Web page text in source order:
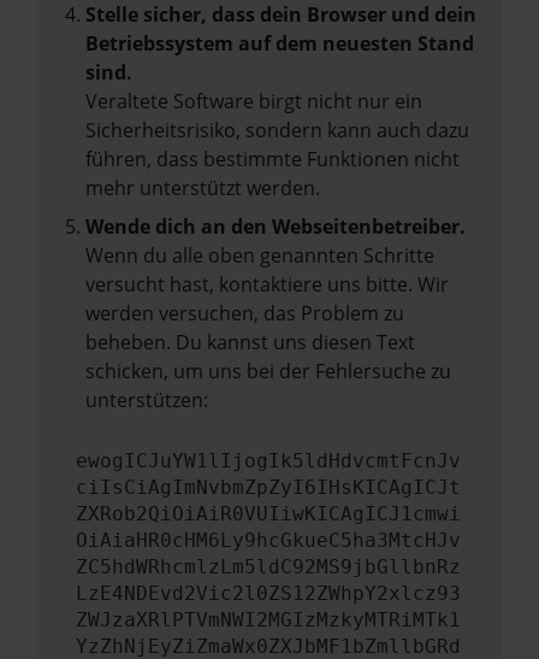
Stelle sicher, dass dein Browser und dein
Betriebssystem auf dem neuesten Stand
sind.
Veraltete Software birgt nicht nur ein
Sicherheitsrisiko, sondern kann auch dazu
führen, dass bestimmte Funktionen nicht
mehr unterstützt werden.
Wende dich an den Webseitenbetreiber.
Wenn du alle oben genannten Schritte
versucht hast, kontaktiere uns bitte. Wir
werden versuchen, das Problem zu
beheben. Du kannst uns diesen Text
schicken, um uns bei der Fehlersuche zu
unterstützen:
ewogICJuYW1lIjogIk5ldHdvcmtFcnJv
ciIsCiAgImNvbmZpZyI6IHsKICAgICJt
ZXRob2QiOiAiR0VUIiwKICAgICJ1cmwi
OiAiaHR0cHM6Ly9hcGkueC5ha3MtcHJv
ZC5hdWRhcmlzLm5ldC92MS9jbGllbnRz
LzE4NDEvd2Vic2l0ZS12ZWhpY2xlcz93
ZWJzaXRlPTVmNWI2MGIzMzkyMTRiMTk1
YzZhNjEyZiZmaWx0ZXJbMF1bZmllbGRd